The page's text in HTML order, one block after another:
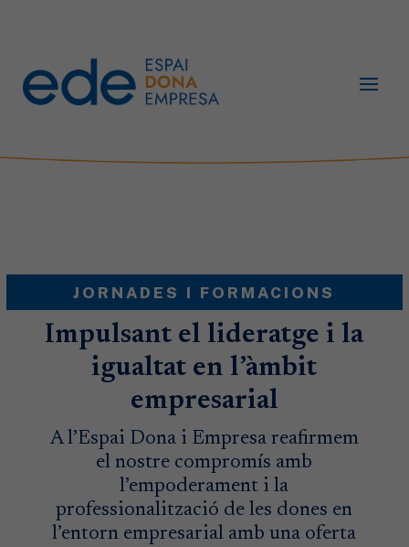
JORNADES I FORMACIONS
Impulsant el lideratge i la
igualtat en l’àmbit
empresarial
A l’Espai Dona i Empresa reafirmem
el nostre compromís amb
l’empoderament i la
professionalització de les dones en
l’entorn empresarial amb una oferta